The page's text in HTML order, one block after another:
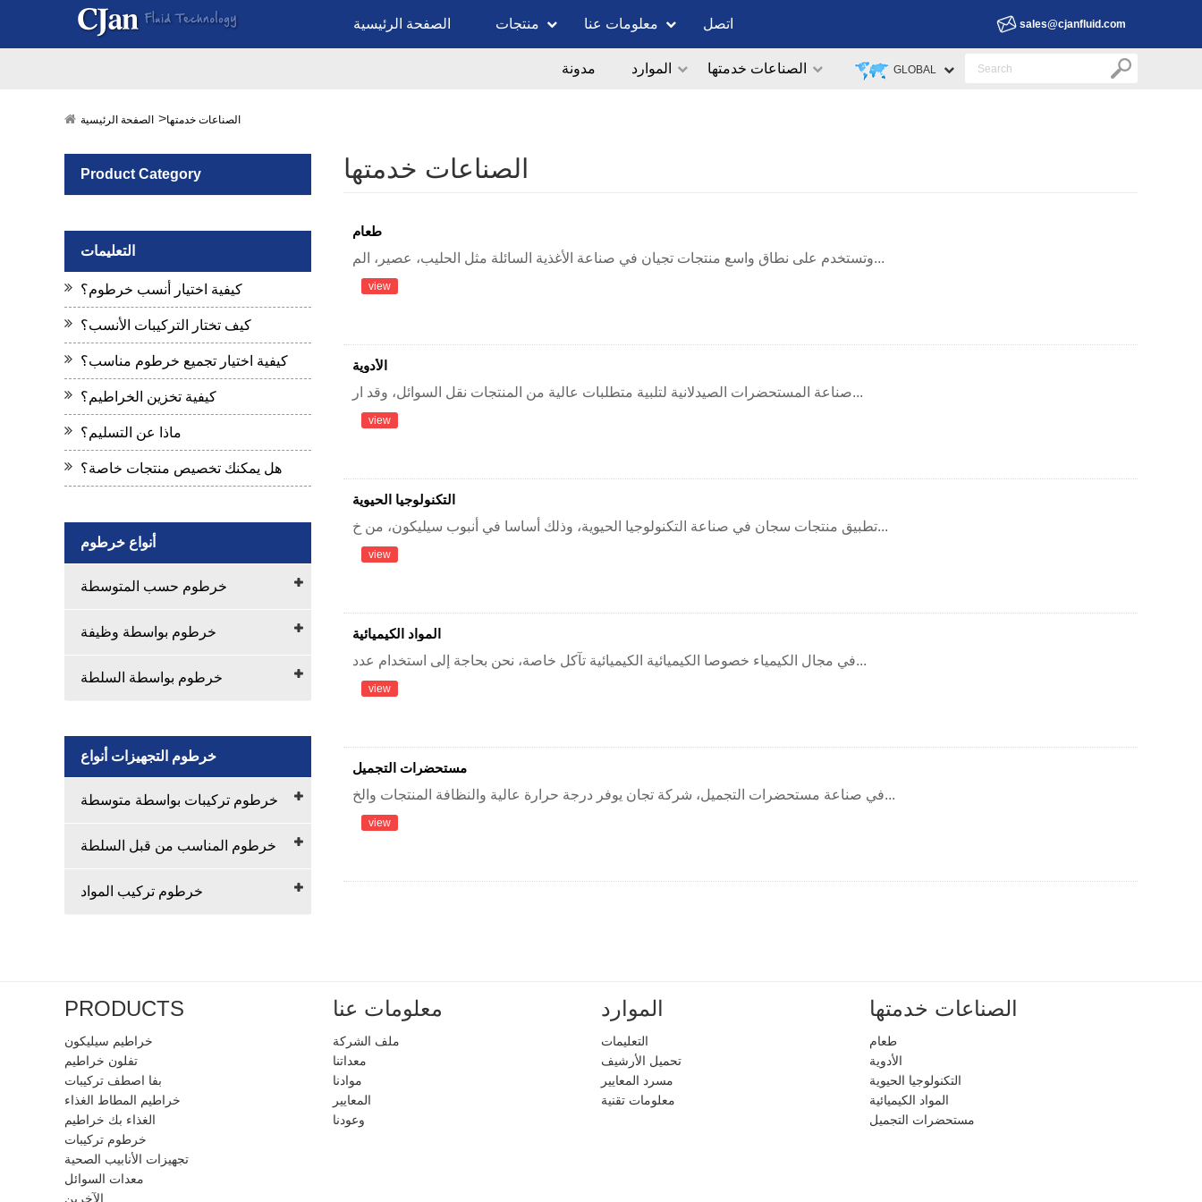
الصفحة الرئيسية منتجات معلومات عنا اتصل sales@cjanfluid.com
GLOBAL مدونة الموارد الصناعات خدمتها
الصفحة الرئيسية الصناعات خدمتها
Product Category
التعليمات
كيفية اختيار أنسب خرطوم؟
كيف تختار التركيبات الأنسب؟
كيفية اختيار تجميع خرطوم مناسب؟
كيفية تخزين الخراطيم؟
ماذا عن التسليم؟
هل يمكنك تخصيص منتجات خاصة؟
أنواع خرطوم
خرطوم حسب المتوسطة
خرطوم بواسطة وظيفة
خرطوم بواسطة السلطة
خرطوم التجهيزات أنواع
خرطوم تركيبات بواسطة متوسطة
خرطوم المناسب من قبل السلطة
خرطوم تركيب المواد
الصناعات خدمتها
طعام
وتستخدم على نطاق واسع منتجات تجيان في صناعة الأغذية السائلة مثل الحليب، عصير، الم...
view
الأدوية
صناعة المستحضرات الصيدلانية لتلبية متطلبات عالية من المنتجات نقل السوائل، وقد ار...
view
التكنولوجيا الحيوية
تطبيق منتجات سجان في صناعة التكنولوجيا الحيوية، وذلك أساسا في أنبوب سيليكون، من خ...
view
المواد الكيميائية
في مجال الكيمياء خصوصا الكيميائية الكيميائية تآكل خاصة، نحن بحاجة إلى استخدام عدد...
view
مستحضرات التجميل
في صناعة مستحضرات التجميل، شركة تجان يوفر درجة حرارة عالية والنظافة المنتجات والخ...
view
PRODUCTS
خراطيم سيليكون
تفلون خراطيم
بفا اصطف تركيبات
خراطيم المطاط الغذاء
الغذاء بك خراطيم
خرطوم تركيبات
تجهيزات الأنابيب الصحية
معدات السوائل
الآخرين
معلومات عنا
ملف الشركة
معداتنا
موادنا
المعايير
وعودنا
الموارد
التعليمات
تحميل الأرشيف
مسرد المعايير
معلومات تقنية
الصناعات خدمتها
طعام
الأدوية
التكنولوجيا الحيوية
المواد الكيميائية
مستحضرات التجميل